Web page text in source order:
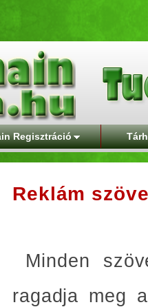
Regisztráció
Reklám
Minden
ragadja meg